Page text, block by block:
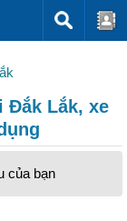
Đắk Lắk, xe
của bạn